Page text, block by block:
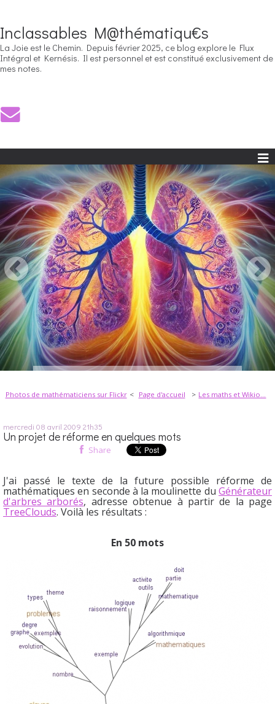
Inclassables M@thématiqu€s
La Joie est le Chemin. Depuis février 2025, ce blog explore le Flux
Intégral et Kernésis. Il est personnel et est constitué exclusivement de
mes notes.
Photos de mathématiciens sur Flickr Page d'accueil Les maths et Wikio...
mercredi 08 avril 2009 21h35
Un projet de réforme en quelques mots
Share
J'ai passé le texte de la future possible réforme de
mathématiques en seconde à la moulinette du Générateur
d'arbres arborés, adresse obtenue à partir de la page
TreeClouds. Voilà les résultats :
En 50 mots